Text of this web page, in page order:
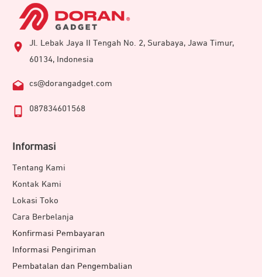
Jl. Lebak Jaya II Tengah No. 2, Surabaya, Jawa Timur,
60134, Indonesia
cs@dorangadget.com
087834601568
Informasi
Tentang Kami
Kontak Kami
Lokasi Toko
Cara Berbelanja
Konfirmasi Pembayaran
Informasi Pengiriman
Pembatalan dan Pengembalian